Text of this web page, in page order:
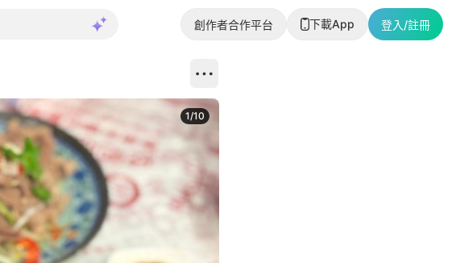
創作者合作平台 下載App 登入/註冊
1/10